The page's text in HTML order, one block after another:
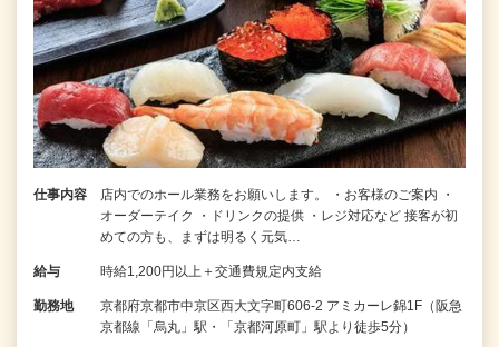
仕事内容
店内でのホール業務をお願いします。 ・お客様のご案内 ・
オーダーテイク ・ドリンクの提供 ・レジ対応など 接客が初
めての方も、まずは明るく元気…
給与 時給1,200円以上＋交通費規定内支給
勤務地
京都府京都市中京区西大文字町606-2 アミカーレ錦1F（阪急
京都線「烏丸」駅・「京都河原町」駅より徒歩5分）